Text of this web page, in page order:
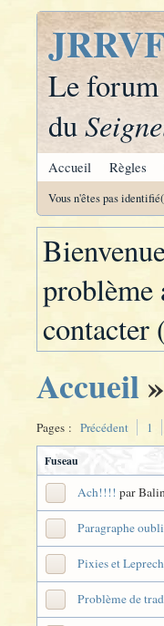
Le
du
Accueil Règles
Vous n'êtes pas
problème
contacter
Accueil »
Pages : Précédent 1
Fuseau
Ach!!!! par
Paragraphe
Pixies et
Problème de